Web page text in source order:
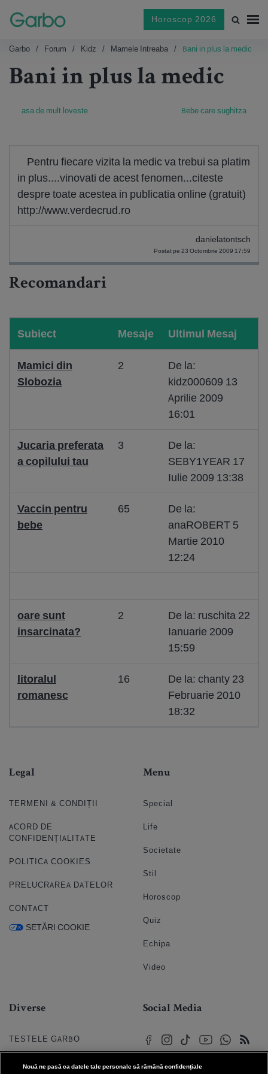
Horoscop 2026
Garbo Forum Kidz Mamele Intreaba Bani in plus la medic
Bani in plus la medic
asa de mult loveste Bebe care sughitza
Pentru fiecare vizita la medic va trebui sa platim
in plus....vinovati de acest fenomen...citeste
despre toate acestea in publicatia online (gratuit)
http://www.verdecrud.ro
danielatontsch
Postat pe 23 Octombrie 2009 17:59
Recomandari
Subiect Mesaje Ultimul Mesaj
Mamici din
Slobozia
2
De la:
kidz000609 13
Aprilie 2009
16:01
Jucaria preferata
a copilului tau
3
De la:
SEBY1YEAR 17
Iulie 2009 13:38
Vaccin pentru
bebe
65
De la:
anaROBERT 5
Martie 2010
12:24
oare sunt
insarcinata?
2
De la: ruschita 22
Ianuarie 2009
15:59
litoralul
romanesc
16
De la: chanty 23
Februarie 2010
18:32
Legal
TERMENI & CONDIȚII
ACORD DE
CONFIDENȚIALITATE
POLITICA COOKIES
PRELUCRAREA DATELOR
CONTACT
SETĂRI COOKIE
Menu
Special
Life
Societate
Stil
Horoscop
Quiz
Echipa
Video
Diverse
TESTELE GARBO
HOROSCOP
Social Media
Nouă ne pasă ca datele tale personale să rămână confidențiale